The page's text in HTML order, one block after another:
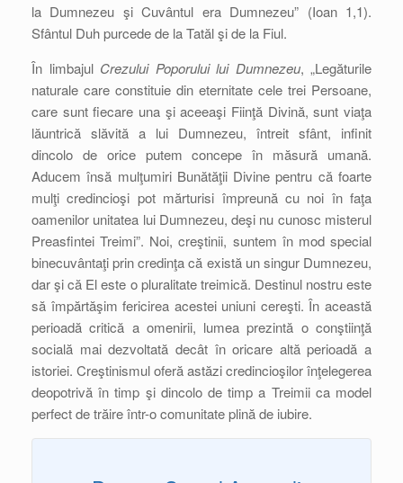
la Dumnezeu şi Cuvântul era Dumnezeu” (Ioan 1,1).
Sfântul Duh purcede de la Tatăl şi de la Fiul.
În limbajul Crezului Poporului lui Dumnezeu, „Legăturile
naturale care constituie din eternitate cele trei Persoane,
care sunt fiecare una şi aceeaşi Fiinţă Divină, sunt viaţa
lăuntrică slăvită a lui Dumnezeu, întreit sfânt, infinit
dincolo de orice putem concepe în măsură umană.
Aducem însă mulţumiri Bunătăţii Divine pentru că foarte
mulţi credincioşi pot mărturisi împreună cu noi în faţa
oamenilor unitatea lui Dumnezeu, deşi nu cunosc misterul
Preasfintei Treimi”. Noi, creştinii, suntem în mod special
binecuvântaţi prin credinţa că există un singur Dumnezeu,
dar şi că El este o pluralitate treimică. Destinul nostru este
să împărtăşim fericirea acestei uniuni cereşti. În această
perioadă critică a omenirii, lumea prezintă o conştiinţă
socială mai dezvoltată decât în oricare altă perioadă a
istoriei. Creştinismul oferă astăzi credincioşilor înţelegerea
deopotrivă în timp şi dincolo de timp a Treimii ca model
perfect de trăire într-o comunitate plină de iubire.